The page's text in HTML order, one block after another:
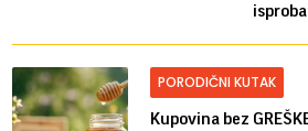
PORODIČNI KUTAK
Kupovina bez